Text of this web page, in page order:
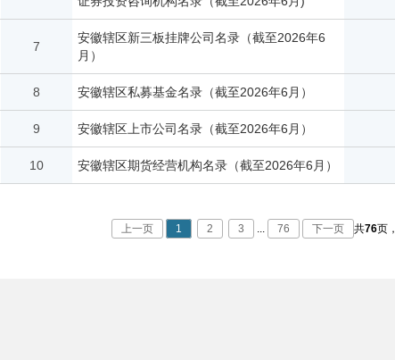
7
安徽辖区新三板挂牌公司名录（截至2026年6
月）
8 安徽辖区私募基金名录（截至2026年6月）
9 安徽辖区上市公司名录（截至2026年6月）
10 安徽辖区期货经营机构名录（截至2026年6月）
上一页 1 2 3 ... 76 下一页 共76页，